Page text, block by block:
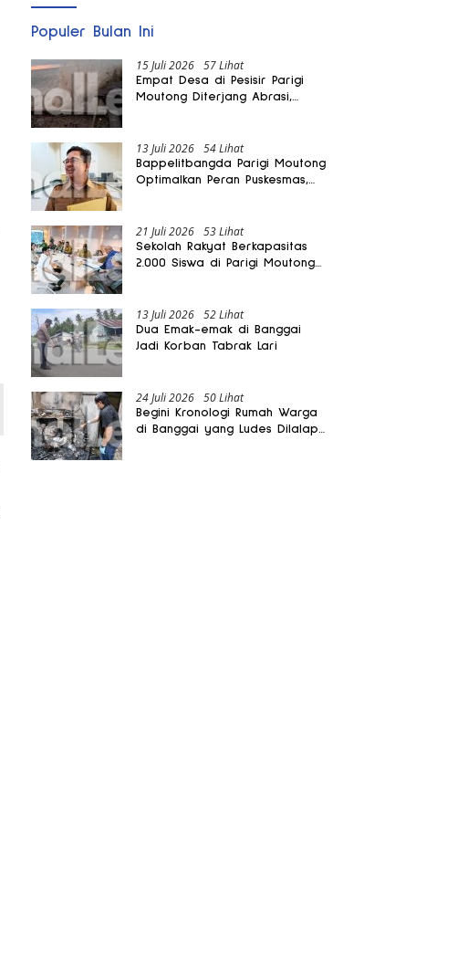
Populer Bulan Ini
15 Juli 2026 57 Lihat
Empat Desa di Pesisir Parigi
Moutong Diterjang Abrasi,
13 Juli 2026 54 Lihat
Bappelitbangda Parigi Moutong
Optimalkan Peran Puskesmas,
21 Juli 2026 53 Lihat
Sekolah Rakyat Berkapasitas
2.000 Siswa di Parigi Moutong
13 Juli 2026 52 Lihat
Dua Emak-emak di Banggai
Jadi Korban Tabrak Lari
24 Juli 2026 50 Lihat
Begini Kronologi Rumah Warga
di Banggai yang Ludes Dilalap